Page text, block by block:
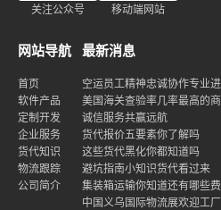
关注公众号 移动端网站
网站导航
首页
软件产品
定制开发
企业服务
货代知识
物流跟踪
公司简介
最新消息
空运员工精神忠诚协作专业
美国海关查验率几率最高的
诚信服务共赢远航
货代报价五要素你了解吗
这些货代黑化你都知道吗
避坑指南小知识货代看过来
集装箱运输你知道还有哪些
中国义乌国际物流展欢迎工